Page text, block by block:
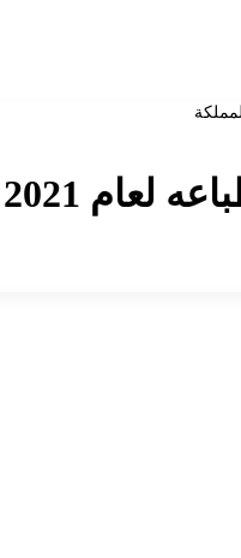
في المملكة